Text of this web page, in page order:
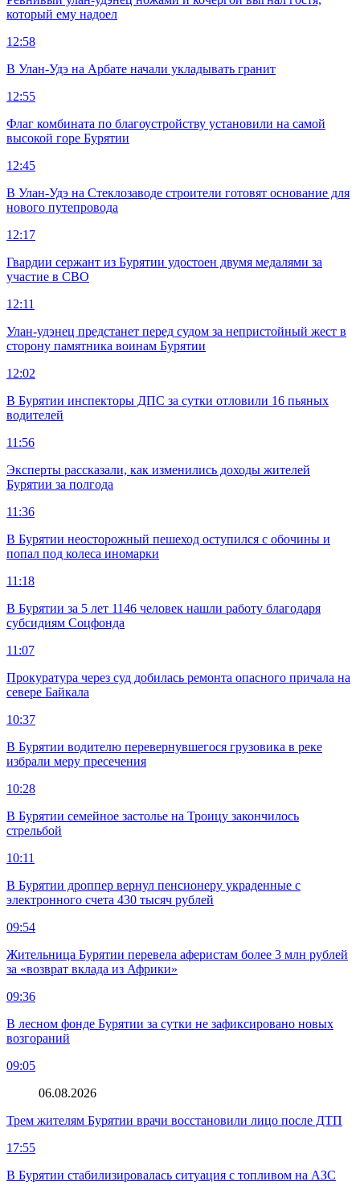
который ему надоел
12:58
В Улан-Удэ на Арбате начали укладывать гранит
12:55
Флаг комбината по благоустройству установили на самой
высокой горе Бурятии
12:45
В Улан-Удэ на Стеклозаводе строители готовят основание для
нового путепровода
12:17
Гвардии сержант из Бурятии удостоен двумя медалями за
участие в СВО
12:11
Улан-удэнец предстанет перед судом за непристойный жест в
сторону памятника воинам Бурятии
12:02
В Бурятии инспекторы ДПС за сутки отловили 16 пьяных
водителей
11:56
Эксперты рассказали, как изменились доходы жителей
Бурятии за полгода
11:36
В Бурятии неосторожный пешеход оступился с обочины и
попал под колеса иномарки
11:18
В Бурятии за 5 лет 1146 человек нашли работу благодаря
субсидиям Соцфонда
11:07
Прокуратура через суд добилась ремонта опасного причала на
севере Байкала
10:37
В Бурятии водителю перевернувшегося грузовика в реке
избрали меру пресечения
10:28
В Бурятии семейное застолье на Троицу закончилось
стрельбой
10:11
В Бурятии дроппер вернул пенсионеру украденные с
электронного счета 430 тысяч рублей
09:54
Жительница Бурятии перевела аферистам более 3 млн рублей
за «возврат вклада из Африки»
09:36
В лесном фонде Бурятии за сутки не зафиксировано новых
возгораний
09:05
06.08.2026
Трем жителям Бурятии врачи восстановили лицо после ДТП
17:55
В Бурятии стабилизировалась ситуация с топливом на АЗС